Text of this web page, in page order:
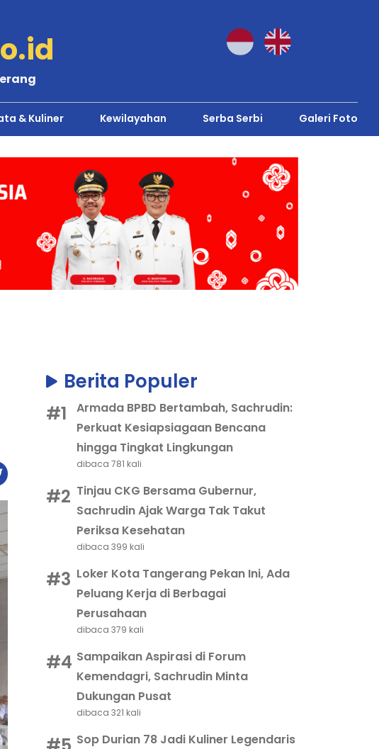
& Kuliner Kewilayahan Serba Serbi Galeri Foto
Berita Populer
#1
Armada BPBD Bertambah, Sachrudin:
Perkuat Kesiapsiagaan Bencana
hingga Tingkat Lingkungan
dibaca 781 kali
#2 Tinjau CKG Bersama Gubernur,
Sachrudin Ajak Warga Tak Takut
Periksa Kesehatan
dibaca 399 kali
#3 Loker Kota Tangerang Pekan Ini, Ada
Peluang Kerja di Berbagai
Perusahaan
dibaca 379 kali
#4 Sampaikan Aspirasi di Forum
Kemendagri, Sachrudin Minta
Dukungan Pusat
dibaca 321 kali
Sop Durian 78 Jadi Kuliner Legendaris